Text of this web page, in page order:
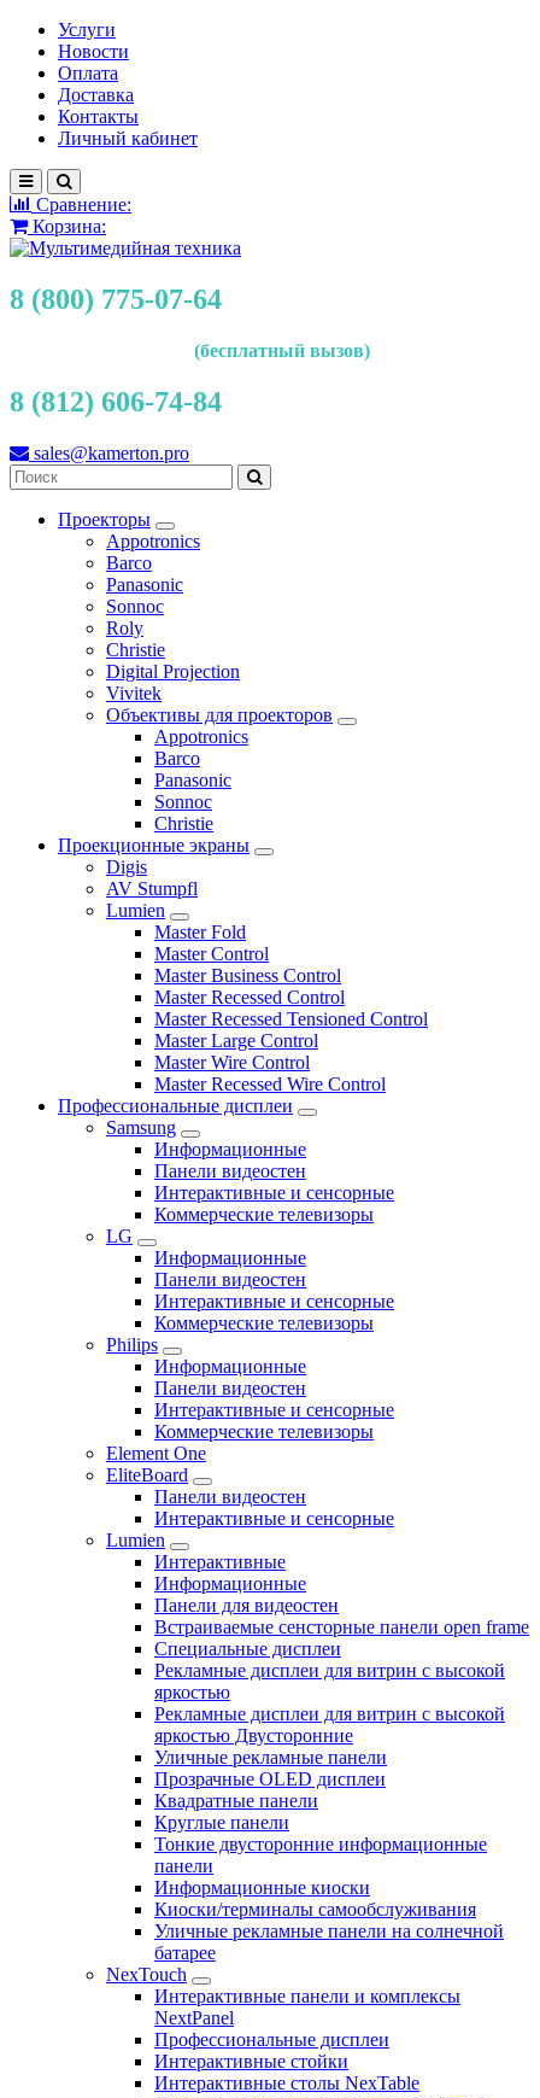
Услуги
Новости
Оплата
Доставка
Контакты
Личный кабинет
Сравнение:
Корзина:
8 (800) 775-07-64
(бесплатный вызов)
8 (812) 606-74-84
sales@kamerton.pro
Проекторы
Appotronics
Barco
Panasonic
Sonnoc
Roly
Christie
Digital Projection
Vivitek
Объективы для проекторов
Appotronics
Barco
Panasonic
Sonnoc
Сhristie
Проекционные экраны
Digis
AV Stumpfl
Lumien
Master Fold
Master Control
Master Business Control
Master Recessed Control
Master Recessed Tensioned Control
Master Large Control
Master Wire Control
Master Recessed Wire Control
Профессиональные дисплеи
Samsung
Информационные
Панели видеостен
Интерактивные и сенсорные
Коммерческие телевизоры
LG
Информационные
Панели видеостен
Интерактивные и сенсорные
Коммерческие телевизоры
Philips
Информационные
Панели видеостен
Интерактивные и сенсорные
Коммерческие телевизоры
Element One
EliteBoard
Панели видеостен
Интерактивные и сенсорные
Lumien
Интерактивные
Информационные
Панели для видеостен
Встраиваемые сенсторные панели open frame
Специальные дисплеи
Рекламные дисплеи для витрин с высокой
яркостью
Рекламные дисплеи для витрин с высокой
яркостью Двусторонние
Уличные рекламные панели
Прозрачные OLED дисплеи
Квадратные панели
Круглые панели
Тонкие двусторонние информационные
панели
Информационные киоски
Киоски/терминалы самообслуживания
Уличные рекламные панели на солнечной
батарее
NexTouch
Интерактивные панели и комплексы
NextPanel
Профессиональные дисплеи
Интерактивные стойки
Интерактивные столы NexTable